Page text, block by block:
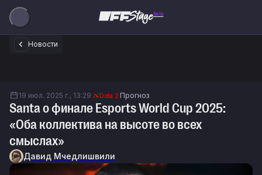
Beta
Новости
19 июл. 2025 г., 13:29 Dota 2 Прогноз
Santа о финале Esports World Cup 2025:
«Оба коллектива на высоте во всех
смыслах»
Давид Мчедлишвили